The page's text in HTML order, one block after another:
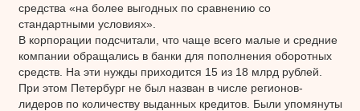
средства «на более выгодных по сравнению со
стандартными условиях».
В корпорации подсчитали, что чаще всего малые и средние
компании обращались в банки для пополнения оборотных
средств. На эти нужды приходится 15 из 18 млрд рублей.
При этом Петербург не был назван в числе регионов-
лидеров по количеству выданных кредитов. Были упомянуты